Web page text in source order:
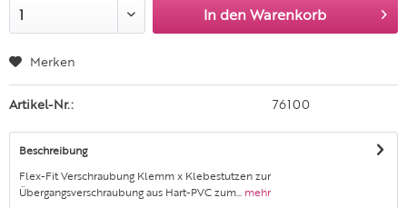
In den Warenkorb
Merken
Artikel-Nr.: 76100
Beschreibung
Flex-Fit Verschraubung Klemm x Klebestutzen zur
Übergangsverschraubung aus Hart-PVC zum...
mehr